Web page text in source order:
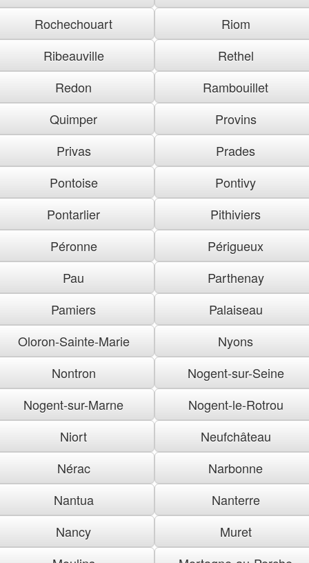
Rochechouart
Riom
Ribeauville
Rethel
Redon
Rambouillet
Quimper
Provins
Privas
Prades
Pontoise
Pontivy
Pontarlier
Pithiviers
Péronne
Périgueux
Pau
Parthenay
Pamiers
Palaiseau
Oloron-Sainte-Marie
Nyons
Nontron
Nogent-sur-Seine
Nogent-sur-Marne
Nogent-le-Rotrou
Niort
Neufchâteau
Nérac
Narbonne
Nantua
Nanterre
Nancy
Muret